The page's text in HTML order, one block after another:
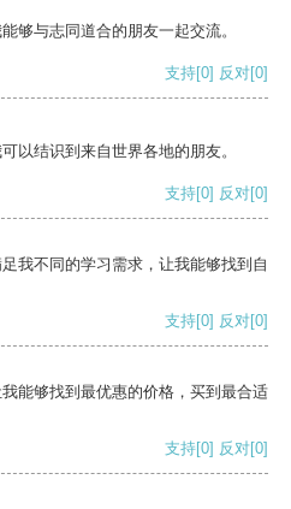
够与志同道合的朋友一起交流。
支持[0] 反对[0]
以结识到来自世界各地的朋友。
支持[0] 反对[0]
我不同的学习需求，让我能够找到自
支持[0] 反对[0]
能够找到最优惠的价格，买到最合适
支持[0] 反对[0]